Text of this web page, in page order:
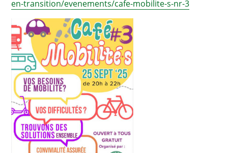
en-transition/evenements/cafe-mobilite-s-nr-3